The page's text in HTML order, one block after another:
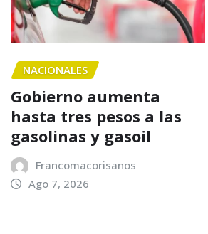
NACIONALES
Gobierno aumenta
hasta tres pesos a las
gasolinas y gasoil
Francomacorisanos
Ago 7, 2026